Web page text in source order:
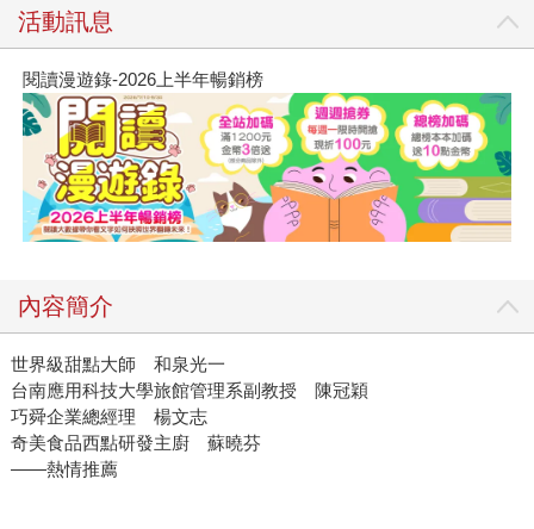
活動訊息
閱讀漫遊錄-2026上半年暢銷榜
內容簡介
世界級甜點大師 和泉光一
台南應用科技大學旅館管理系副教授 陳冠穎
巧舜企業總經理 楊文志
奇美食品西點研發主廚 蘇曉芬
——熱情推薦